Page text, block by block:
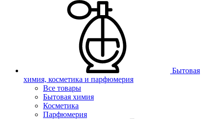
Бытовая
химия, косметика и парфюмерия
Все товары
Бытовая химия
Косметика
Парфюмерия